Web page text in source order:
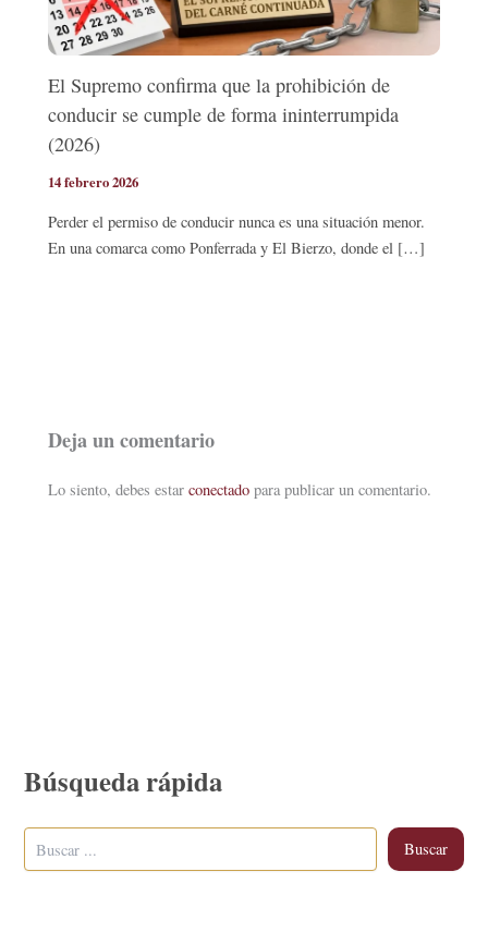
El Supremo confirma que la prohibición de
conducir se cumple de forma ininterrumpida
(2026)
14 febrero 2026
Perder el permiso de conducir nunca es una situación menor.
En una comarca como Ponferrada y El Bierzo, donde el […]
Deja un comentario
Lo siento, debes estarconectado para publicar un comentario.
Búsqueda rápida
Buscar